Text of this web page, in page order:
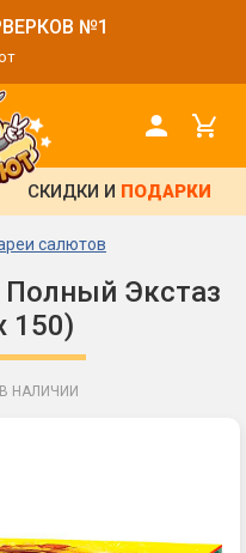
№1
СКИДКИ И ПОДАРКИ
салютов
Экстаз
150)
НАЛИЧИИ